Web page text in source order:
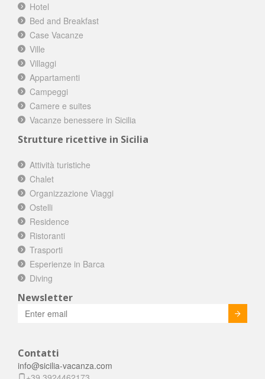
Hotel
Bed and Breakfast
Case Vacanze
Ville
Villaggi
Appartamenti
Campeggi
Camere e suites
Vacanze benessere in Sicilia
Strutture ricettive in Sicilia
Attività turistiche
Chalet
Organizzazione Viaggi
Ostelli
Residence
Ristoranti
Trasporti
Esperienze in Barca
Diving
Newsletter
Contatti
info@sicilia-vacanza.com